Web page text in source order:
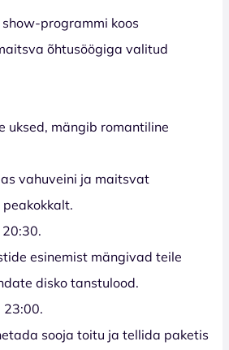
programmi koos
õhtusöögiga valitud
uksed, mängib romantiline
vahuveini ja maitsvat
esinemist mängivad teile
disko tanstulood.
23:00.
sooja toitu ja tellida paketis